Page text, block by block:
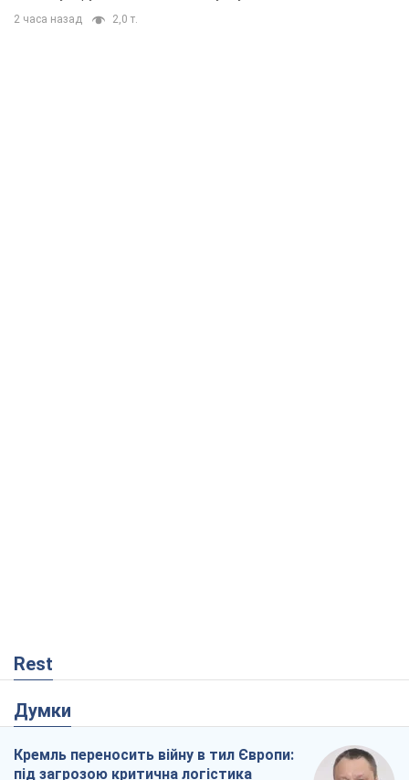
2 часа назад 2,0 т.
Rest
Думки
Кремль переносить війну в тил Європи:
під загрозою критична логістика